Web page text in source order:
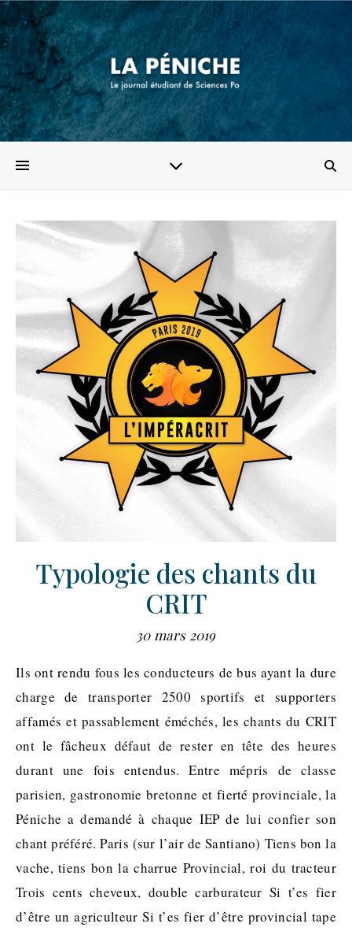
Typologie des chants du
CRIT
30 mars 2019
Ils ont rendu fous les conducteurs de bus ayant la dure
charge de transporter 2500 sportifs et supporters
affamés et passablement éméchés, les chants du CRIT
ont le fâcheux défaut de rester en tête des heures
durant une fois entendus. Entre mépris de classe
parisien, gastronomie bretonne et fierté provinciale, la
Péniche a demandé à chaque IEP de lui confier son
chant préféré. Paris (sur l’air de Santiano) Tiens bon la
vache, tiens bon la charrue Provincial, roi du tracteur
Trois cents cheveux, double carburateur Si t’es fier
d’être un agriculteur Si t’es fier d’être provincial tape